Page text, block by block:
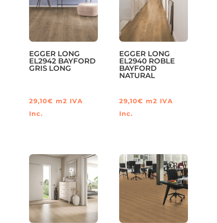
EGGER LONG
EL2942 BAYFORD
GRIS LONG
29,10€ m2 IVA
Inc.
EGGER LONG
EL2940 ROBLE
BAYFORD
NATURAL
29,10€ m2 IVA
Inc.